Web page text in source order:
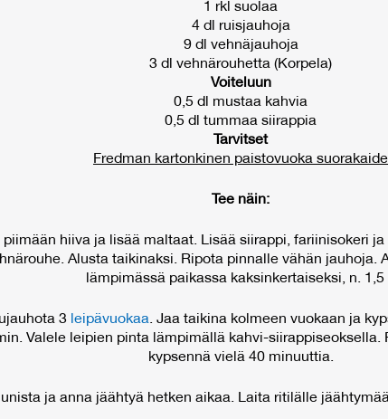
1 rkl suolaa
4 dl ruisjauhoja
9 dl vehnäjauhoja
3 dl vehnärouhetta (Korpela)
Voiteluun
0,5 dl mustaa kahvia
0,5 dl tummaa siirappia
Tarvitset
Fredman kartonkinen paistovuoka suorakaide
Tee näin:
hiiva ja lisää maltaat. Lisää siirappi, fariinisokeri
Alusta taikinaksi. Ripota pinnalle vähän jauhoja.
lämpimässä paikassa kaksinkertaiseksi, n. 1,5
3 leipävuokaa. Jaa taikina kolmeen vuokaan ja
Valele leipien pinta lämpimällä kahvi-siirappiseoksella.
kypsennä vielä 40 minuuttia.
ja anna jäähtyä hetken aikaa. Laita ritilälle